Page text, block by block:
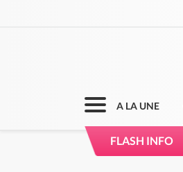
A LA UNE
FLASH INFO